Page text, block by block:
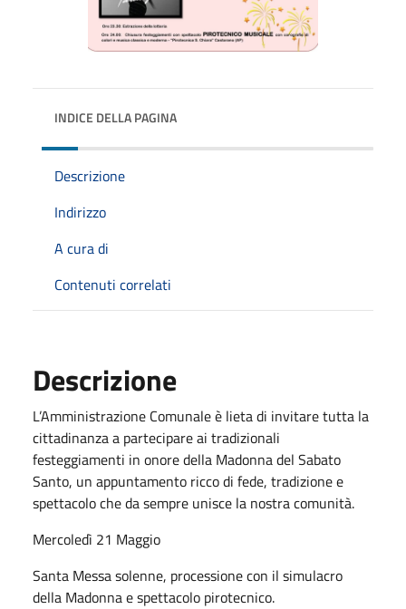
INDICE DELLA PAGINA
Descrizione
Indirizzo
A cura di
Contenuti correlati
Descrizione
L’Amministrazione Comunale è lieta di invitare tutta la
cittadinanza a partecipare ai tradizionali
festeggiamenti in onore della Madonna del Sabato
Santo, un appuntamento ricco di fede, tradizione e
spettacolo che da sempre unisce la nostra comunità.
Mercoledì 21 Maggio
Santa Messa solenne, processione con il simulacro
della Madonna e spettacolo pirotecnico.